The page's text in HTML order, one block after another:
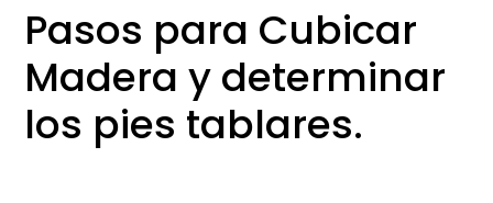
Pasos para Cubicar
Madera y determinar
los pies tablares.